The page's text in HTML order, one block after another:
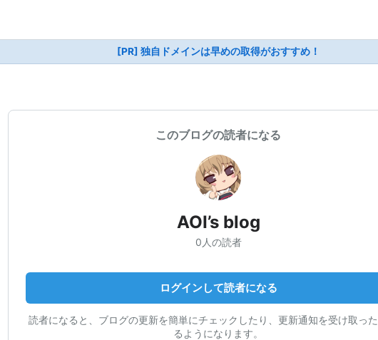
[PR] 独自ドメインは早めの取得がおすすめ！
このブログの読者になる
AOI’s blog
0人の読者
ログインして読者になる
読者になると、ブログの更新を簡単にチェックしたり、更新通知を受け取っ
るようになります。